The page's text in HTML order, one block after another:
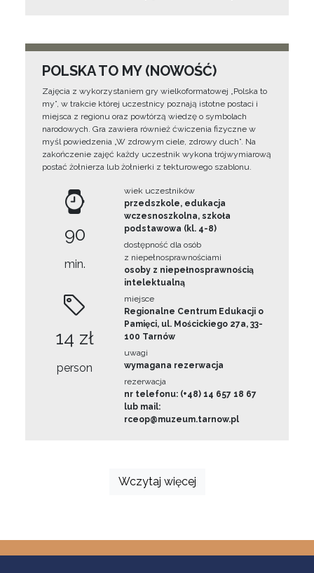
POLSKA TO MY (NOWOŚĆ)
Zajęcia z wykorzystaniem gry wielkoformatowej „Polska to
my”, w trakcie której uczestnicy poznają istotne postaci i
miejsca z regionu oraz powtórzą wiedzę o symbolach
narodowych. Gra zawiera również ćwiczenia fizyczne w
myśl powiedzenia „W zdrowym ciele, zdrowy duch”. Na
zakończenie zajęć każdy uczestnik wykona trójwymiarową
postać żołnierza lub żołnierki z tekturowego szablonu.
90
min.
14 zł
person
wiek uczestników
przedszkole, edukacja
wczesnoszkolna, szkoła
podstawowa (kl. 4-8)
dostępność dla osób
z niepełnosprawnościami
osoby z niepełnosprawnością
intelektualną
miejsce
Regionalne Centrum Edukacji o
Pamięci, ul. Mościckiego 27a, 33-
100 Tarnów
uwagi
wymagana rezerwacja
rezerwacja
nr telefonu: (+48) 14 657 18 67
lub mail:
rceop@muzeum.tarnow.pl
Wczytaj więcej